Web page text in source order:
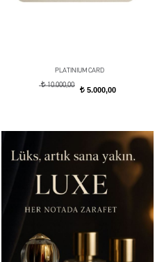
PLATINIUM CARD
t10.000,00
t 5.000,00